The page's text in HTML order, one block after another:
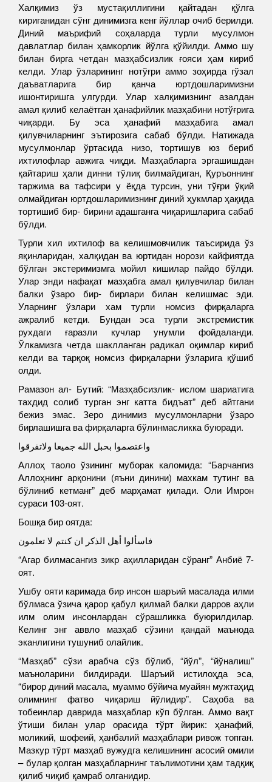
Халқимиз ўз мустақиллигини қайтадан қўлга
кириганидан сўнг динимизга кенг йўллар очиб берилди.
Диний маърифий соҳаларда турли мусулмон
давлатлар билан ҳамкорлик йўлга қўйилди. Аммо шу
билан бирга четдан мазҳабсизлик ғояси ҳам кириб
келди. Улар ўзларининг нотўғри аммо зоҳирда гўзал
даъватларига бир қанча юртдошларимизни
ишонтиришга улгурди. Улар халқимизнинг азалдан
амал қилиб келаётган ҳанафийлик мазҳабини нотўғрига
чиқарди. Бу эса ҳанафий мазҳабига амал
қилувчиларнинг эътирозига сабаб бўлди. Натижада
мусулмонлар ўртасида низо, тортишув юз бериб
ихтилофлар авжига чиқди. Мазҳабларга эргашишдан
қайтариш ҳали динни тўлиқ билмайдиган, Қуръоннинг
таржима ва тафсири у ёқда турсин, уни тўғри ўқий
олмайдиган юртдошларимизнинг диний ҳукмлар ҳақида
тортишиб бир- бирини адашганга чиқаришларига сабаб
бўлди.
Турли хил ихтилоф ва келишмовчилик таъсирида ўз
яқинларидан, халқидан ва юртидан норози кайфиятда
бўлган экстеримизмга мойил кишилар пайдо бўлди.
Улар энди нафақат мазҳабга амал қилувчилар билан
балки ўзаро бир- бирлари билан келишмас эди.
Уларнинг ўзлари хам турли номсиз фирқаларга
ажралиб кетди. Бундан эса турли экстремистик
рухдаги ғаразли кучлар унумли фойдаланди.
Ўлкамизга четда шаклланган радикал оқимлар кириб
келди ва тарқоқ номсиз фирқаларни ўзларига қўшиб
олди.
Рамазон ал- Бутий: “Мазҳабсизлик- ислом шариатига
тахдид солиб турган энг катта бидъат” деб айтгани
бежиз эмас. Зеро динимиз мусулмонларни ўзаро
бирлашишга ва фирқаларга бўлинмасликка буюради.
واعتصموا بحبل الله جميعا ولاتفرقوا
Аллоҳ таоло ўзининг муборак каломида: “Барчангиз
Аллоҳнинг арқонини (яъни динини) махкам тутинг ва
бўлиниб кетманг” деб марҳамат қилади. Оли Имрон
сураси 103-оят.
Бошқа бир оятда:
فاسألوا أهل الذكر ان كنتم لا تعلمون
“Агар билмасангиз зикр аҳилларидан сўранг” Анбиё 7-
оят.
Ушбу ояти каримада бир инсон шаръий масалада илми
бўлмаса ўзича қарор қабул қилмай балки дарров аҳли
илм олим инсонлардан сўрашликка буюрилдилар.
Келинг энг аввло мазҳаб сўзини қандай маънода
эканлигини тушуниб олайлик.
“Мазҳаб” сўзи арабча сўз бўлиб, “йўл”, “йўналиш”
маъноларини билдиради. Шаръий истилоҳда эса,
“бирор диний масала, муаммо бўйича муайян мужтаҳид
олимнинг фатво чиқариш йўлидир”. Саҳоба ва
тобеинлар даврида мазҳаблар кўп бўлган. Аммо вақт
ўтиши билан улар орасида тўрт йирик: ҳанафий,
моликий, шофеий, ҳанбалий мазҳаблари ривож топган.
Мазкур тўрт мазҳаб вужудга келишининг асосий омили
– булар қолган мазҳабларнинг таълимотини ҳам тадқиқ
қилиб чиқиб қамраб олганидир.